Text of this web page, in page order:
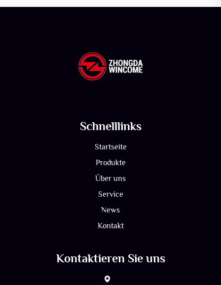
Schnelllinks
Startseite
Produkte
Über uns
Service
News
Kontakt
Kontaktieren Sie uns